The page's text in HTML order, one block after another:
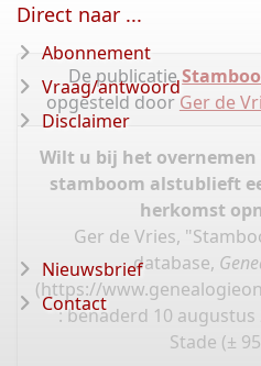
De publicatie
opgesteld door Ger de
Wilt u bij het overnemen
stamboom alstublieft
herkomst
Ger de Vries,
database,
(https://
: benaderd 10 augustus
Stade (±
Direct naar ...
Abonnement
Vraag/antwoord
Disclaimer
Nieuwsbrief
Contact